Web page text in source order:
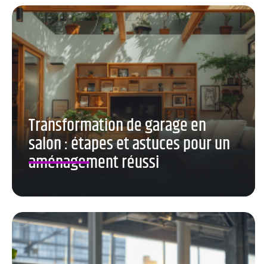
Transformation de garage en
salon : étapes et astuces pour un
aménagement réussi